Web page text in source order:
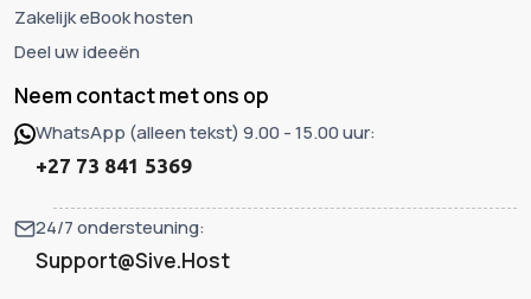
Zakelijk eBook hosten
Deel uw ideeën
Neem contact met ons op
WhatsApp (alleen tekst) 9.00 - 15.00 uur:
+27 73 841 5369
24/7 ondersteuning:
Support@Sive.Host